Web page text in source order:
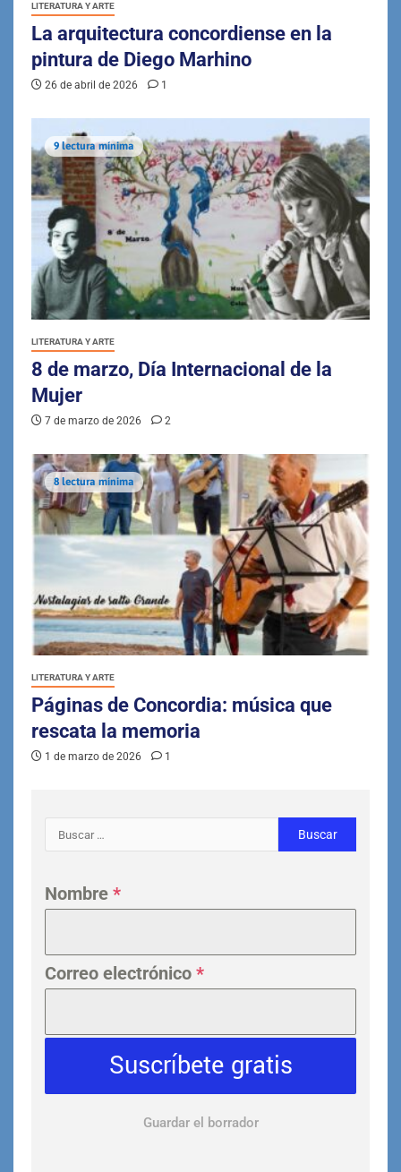
LITERATURA Y ARTE
La arquitectura concordiense en la
pintura de Diego Marhino
26 de abril de 2026 1
9 lectura mínima
LITERATURA Y ARTE
8 de marzo, Día Internacional de la
Mujer
7 de marzo de 2026 2
8 lectura mínima
LITERATURA Y ARTE
Páginas de Concordia: música que
rescata la memoria
1 de marzo de 2026 1
Nombre *
Correo electrónico *
Suscríbete gratis
Guardar el borrador